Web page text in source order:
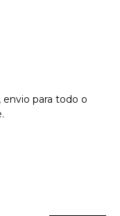
para todo o